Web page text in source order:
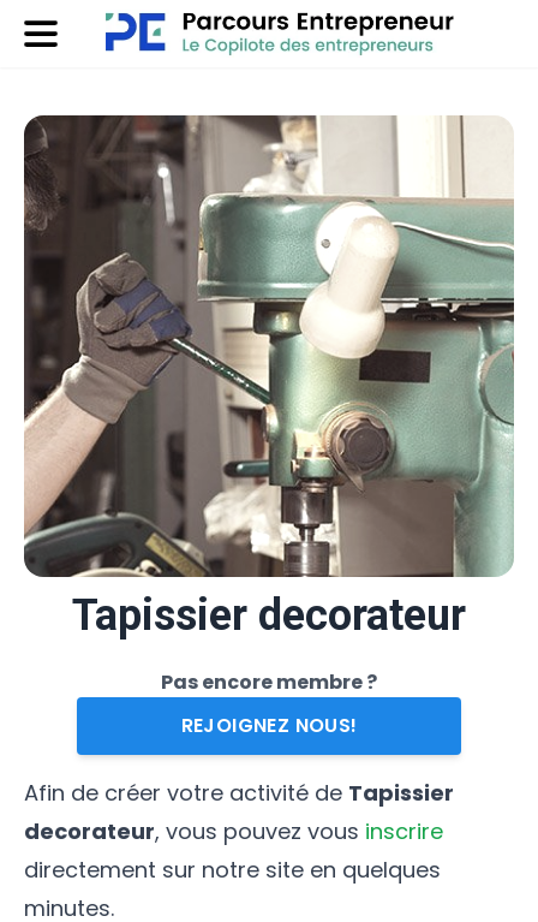
Tapissier decorateur
Pas encore membre ?
REJOIGNEZ NOUS!
Afin de créer votre activité de Tapissier
decorateur, vous pouvez vous inscrire
directement sur notre site en quelques
minutes.